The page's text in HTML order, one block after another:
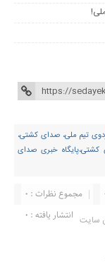
تیم ملی، صدای کشتی،
خبری صدای
مجموع نظرات : 0
انتشار یافته : ۰ سایت